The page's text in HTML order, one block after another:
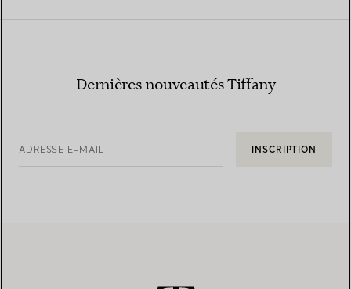
Dernières nouveautés Tiffany
ADRESSE E-MAIL INSCRIPTION